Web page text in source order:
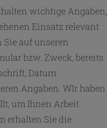
wichtige Angaben,
Einsatz relevant
auf unseren
bzw. Zweck, bereits
Datum
Angaben. WIr haben
um Ihnen Arbeit
erhalten Sie die